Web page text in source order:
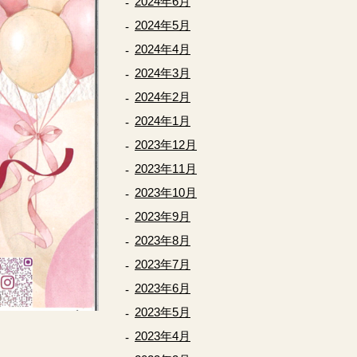
2024年5月
2024年4月
2024年3月
2024年2月
2024年1月
2023年12月
2023年11月
2023年10月
2023年9月
2023年8月
2023年7月
2023年6月
2023年5月
2023年4月